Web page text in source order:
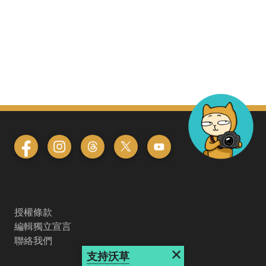
授權條款
編輯獨立宣言
聯絡我們
支持沃草 ×